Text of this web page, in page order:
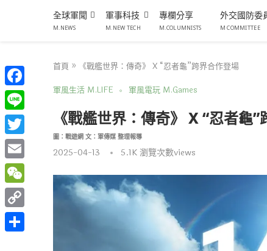
全球軍聞
M.NEWS
軍事科技
M.NEW TECH
專欄分享
M.COLUMNISTS
外交國防委
M COMMITTEE
首頁 » 《戰艦世界：傳奇》 X “忍者龜”跨界合作登場
軍風生活 M.LIFE
軍風電玩 M.Games
《戰艦世界：傳奇》 X “忍者龜
圖：戰遊網 文：軍傳媒 整理報導
2025-04-13 5.1K瀏覽次數views
Facebook
Line
Twitter
Email
WeChat
Copy
Link